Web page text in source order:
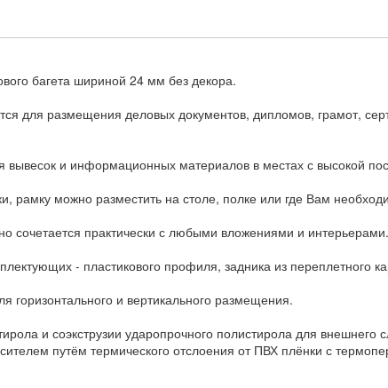
багета шириной 24 мм без декора.
для размещения деловых документов, дипломов, грамот,
и информационных материалов в местах с высокой
рамку можно разместить на столе, полке или где Вам
сочетается практически с любыми вложениями и интерьерами.
- пластикового профиля, задника из переплетного
горизонтального и вертикального размещения.
и соэкструзии ударопрочного полистирола для внешнего
путём термического отслоения от ПВХ плёнки с